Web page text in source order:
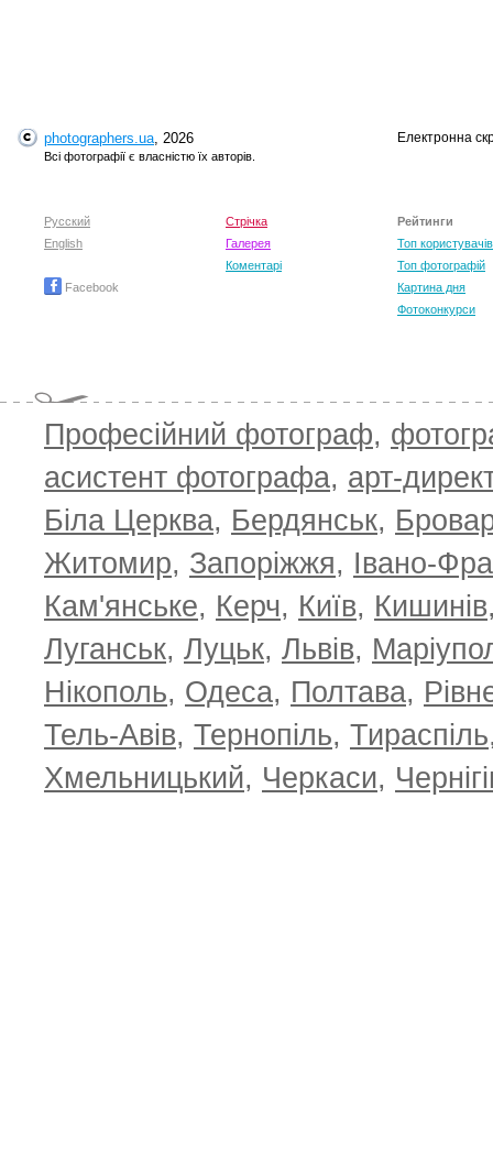
photographers.ua, 2026
Всі фотографії є власністю їх авторів.
Електронна
Русский
English
Facebook
Стрічка
Галерея
Коментарі
Рейтинги
Топ користувачів
Топ фотографій
Картина дня
Фотоконкурси
Професійний фотограф,
асистент фотографа, арт-
Біла Церква, Бердянськ,
Житомир, Запоріжжя, Івано-
Кам'янське, Керч, Київ, Кишинів
Луганськ, Луцьк, Львів,
Нікополь, Одеса, Полтава,
Тель-Авів, Тернопіль, Тираспіль
Хмельницький, Черкаси,